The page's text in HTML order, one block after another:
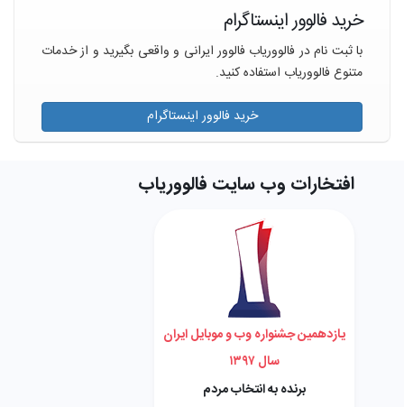
خرید فالوور اینستاگرام
با ثبت نام در فالووریاب فالوور ایرانی و واقعی بگیرید و از خدمات
متنوع فالووریاب استفاده کنید.
خرید فالوور اینستاگرام
افتخارات وب سایت فالووریاب
یازدهمین جشنواره وب و موبایل ایران
سال ۱۳۹۷
برنده به انتخاب مردم